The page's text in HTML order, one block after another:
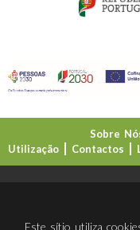
Sobre
Utilização
Contactos
Este sítio utiliza